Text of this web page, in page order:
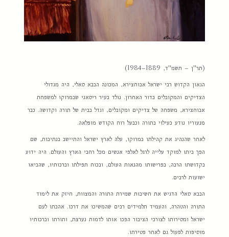
(תר"ן – תשמ"ד, 1889–1984)
הגאון הקדוש רבי ישראל אבוחצירא, המכונה הבבא סאלי, היה מגדולי
הצדיקים והמקובלים בדור האחרון. נולד בעיר ריסאני שבמרוקו למשפחת
אבוחצירא, משפחה של צדיקים ומקובלים, וגדל בבית של תורה וקדושה. כבר
מנעוריו נודע כעילוי בתורה וכבעל רוח הקודש מופלאה.
לאחר שהנהיג את קהילתו במרוקו, עלה לארץ ישראל והתיישב בנתיבות, שם
הפך ביתו למוקד עלייה לרגל לאלפי אנשים מכל רחבי הארץ והעולם. היה ידוע
בקדושתו הרבה, בפרישותו מהנאות העולם, ובכוח תפילתו וברכותיו, שהביאו
ישועות לרבים.
הבבא סאלי הדגיש את חשיבות שמירת התורה והמצוות, חיזק את לימוד
התורה והטהרה, והעמיד תלמידים רבים שהמשיכו את דרכו. אהבתו לעם
ישראל ומסירותו לצורכי הציבור הפכו אותו לדמות נערצת, ותורתו וברכותיו
מוסיפות לפעול גם לאחר פטירתו.